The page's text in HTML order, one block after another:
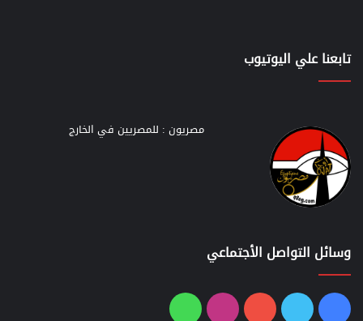
تابعنا علي اليوتيوب
مصريون : للمصريين في الخارج
وسائل التواصل الأجتماعي
فيسبوك
تويتر يوتيوبانستقرامواتساب